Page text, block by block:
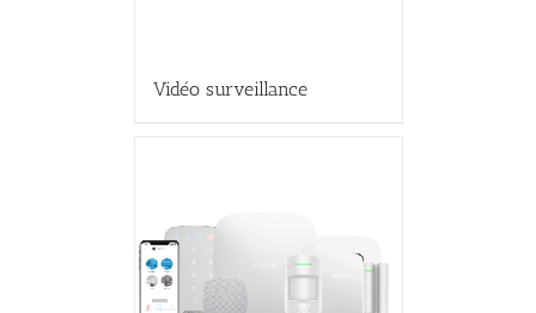
Vidéo surveillance